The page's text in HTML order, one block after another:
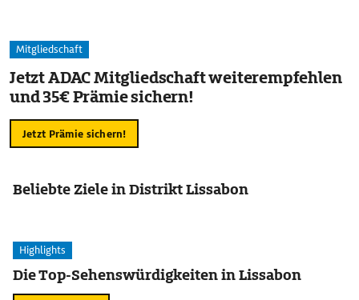
Mitgliedschaft
Jetzt ADAC Mitgliedschaft weiterempfehlen
und 35€ Prämie sichern!
Jetzt Prämie sichern!
Beliebte Ziele in Distrikt Lissabon
Highlights
Die Top-Sehenswürdigkeiten in Lissabon